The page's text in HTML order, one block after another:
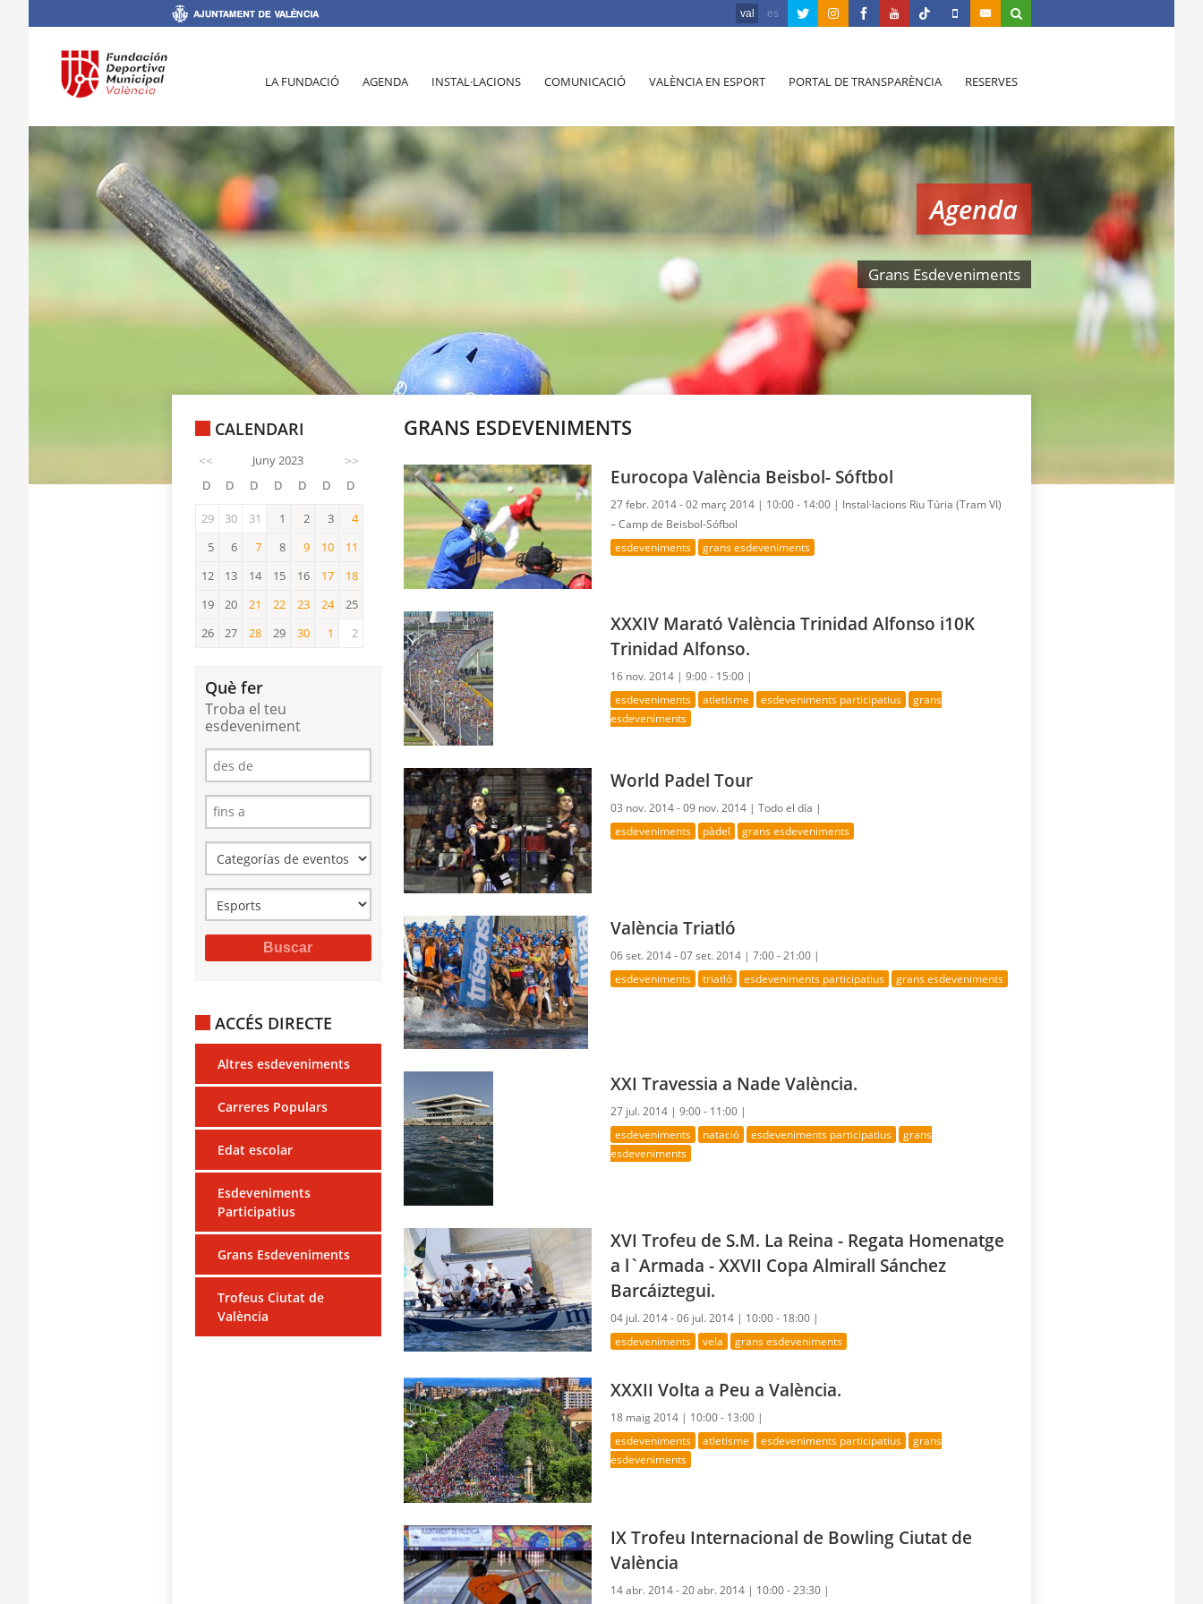
val es
LA FUNDACIÓ AGENDA INSTAL·LACIONS COMUNICACIÓ VALÈNCIA EN ESPORT PORTAL DE TRANSPARÈNCIA RESERVES
Agenda
Grans Esdeveniments
CALENDARI
<< Juny 2023 >>
D D D D D D D
29 30 31 1 2 3 4
4
5 6 7 8 9 10
10
11
11
12 13 14 15 16 17
17
18
18
19 20 21
21
22
22
23
23
24
25
26
27 28 29 30 1 2
Què fer
Troba el teu
esdeveniment
ACCÉS DIRECTE
Altres esdeveniments
Carreres Populars
Edat escolar
Esdeveniments
Participatius
Grans Esdeveniments
Trofeus Ciutat de
València
GRANS ESDEVENIMENTS
Eurocopa València Beisbol- Sóftbol
27 febr. 2014 - 02 març 2014 | 10:00 - 14:00 | Instal·lacions Riu Túria (Tram VI)
– Camp de Beisbol-Sófbol
esdeveniments grans esdeveniments
XXXIV Marató València Trinidad Alfonso i10K
Trinidad Alfonso.
16 nov. 2014 |9:00 - 15:00 |
esdeveniments atletisme esdeveniments participatius
grans
esdeveniments
World Padel Tour
03 nov. 2014 - 09 nov. 2014 |Todo el día |
esdeveniments pàdel grans esdeveniments
València Triatló
06 set. 2014 - 07 set. 2014 |7:00 - 21:00 |
esdeveniments triatló esdeveniments participatius grans esdeveniments
XXI Travessia a Nade València.
27 jul. 2014 |9:00 - 11:00 |
esdeveniments natació esdeveniments participatius
grans
esdeveniments
XVI Trofeu de S.M. La Reina - Regata Homenatge
a l`Armada - XXVII Copa Almirall Sánchez
Barcáiztegui.
04 jul. 2014 - 06 jul. 2014 | 10:00 - 18:00 |
esdeveniments vela grans esdeveniments
XXXII Volta a Peu a València.
18 maig 2014 | 10:00 - 13:00 |
esdeveniments atletisme esdeveniments participatius
grans
esdeveniments
IX Trofeu Internacional de Bowling Ciutat de
València
14 abr. 2014 - 20 abr. 2014 | 10:00 - 23:30 |